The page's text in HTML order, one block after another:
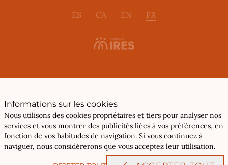
RÉSERVER
ES CA EN FR
Établissement géré parMajestic Hotel
Informations sur les cookies
Nous utilisons des cookies propriétaires et tiers pour analyser nos
services et vous montrer des publicités liées à vos préférences, en
fonction de vos habitudes de navigation. Si vous continuez à
naviguer, nous considérerons que vous acceptez leur utilisation.